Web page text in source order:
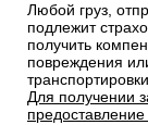
Любой груз,
подлежит
получить
повреждения
Для получении